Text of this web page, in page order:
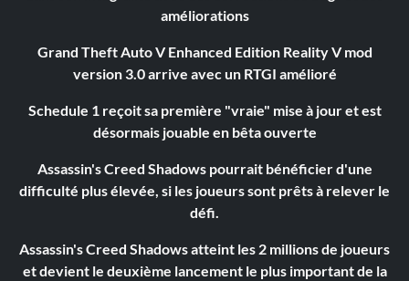
améliorations
Grand Theft Auto V Enhanced Edition Reality V mod
version 3.0 arrive avec un RTGI amélioré
Schedule 1 reçoit sa première "vraie" mise à jour et est
désormais jouable en bêta ouverte
Assassin's Creed Shadows pourrait bénéficier d'une
difficulté plus élevée, si les joueurs sont prêts à relever le
défi.
Assassin's Creed Shadows atteint les 2 millions de joueurs
et devient le deuxième lancement le plus important de la